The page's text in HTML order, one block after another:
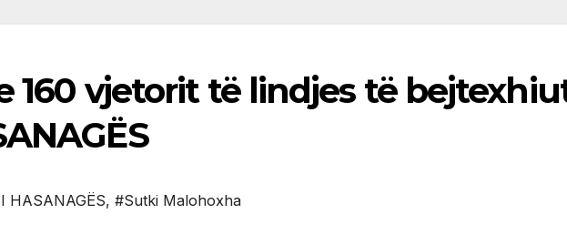
160 vjetorit të lindjes të
HASANAGËS, #Sutki Malohoxha